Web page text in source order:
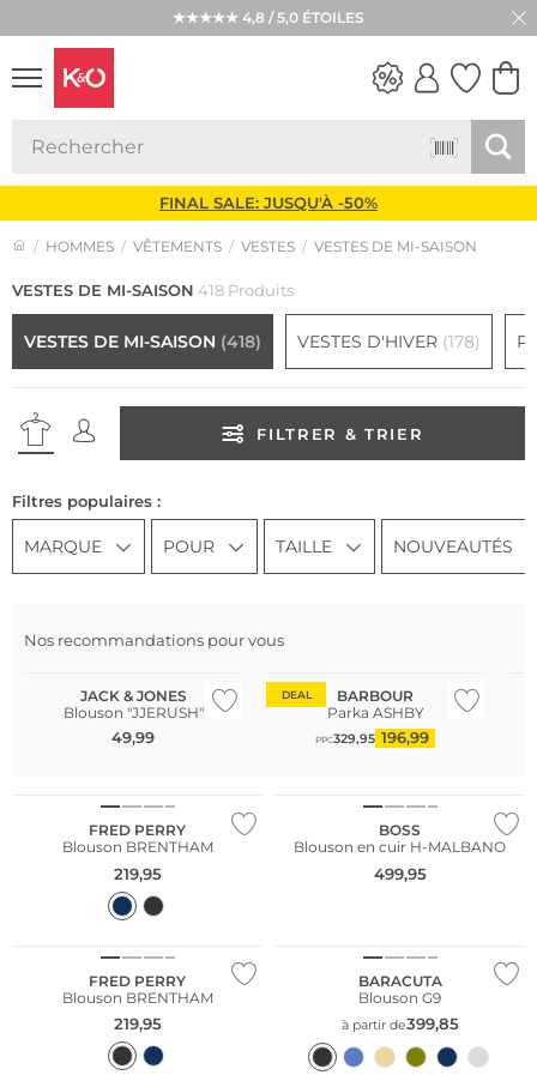
★★★★★ 4,8 / 5,0 ÉTOILES
FINAL SALE: JUSQU'À -50%
HOMMES VÊTEMENTS VESTES VESTES DE MI-SAISON
VESTES DE MI-SAISON 418 Produits
VESTES DE MI-SAISON (418) VESTES D'HIVER (178)
FILTRER & TRIER
Filtres populaires :
MARQUE POUR TAILLE NOUVEAUTÉS
Nos recommandations pour vous
JACK & JONES
Blouson "JJERUSH"
49,99
DEAL
BARBOUR
Parka ASHBY
PPC329,95 196,99
FRED PERRY
Blouson BRENTHAM
219,95
BOSS
Blouson en cuir H-MALBANO
499,95
FRED PERRY
Blouson BRENTHAM
219,95
BARACUTA
Blouson G9
à partir de399,85